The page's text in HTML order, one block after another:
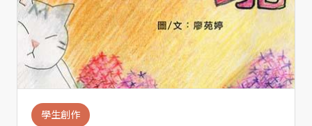
學生創作